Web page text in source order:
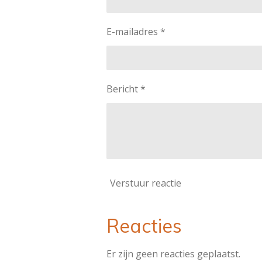
E-mailadres *
Bericht *
Verstuur reactie
Reacties
Er zijn geen reacties geplaatst.